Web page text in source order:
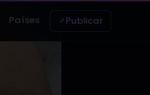
Países Publicar